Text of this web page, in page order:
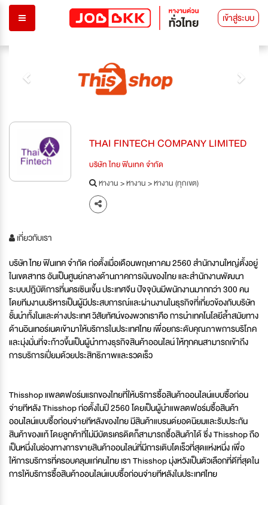
เข้าสู่ระบบ
THAI FINTECH COMPANY LIMITED
บริษัท ไทย ฟินเทค จำกัด
หางาน>หางาน>หางาน (ทุกเขต)
เกี่ยวกับเรา
บริษัท ไทย ฟินเทค จำกัด ก่อตั้งเมื่อเดือนพฤษภาคม 2560 สำนักงานใหญ่ตั้งอยู่
ในเขตสาทร อันเป็นศูนย์กลางด้านภาคการเงินของไทย และสำนักงานพัฒนา
ระบบปฎิบัติการที่นครเซินเจิ้น ประเทศจีน ปัจจุบันมีพนักงานมากกว่า 300 คน
โดยทีมงานบริหารเป็นผู้มีประสบการณ์และผ่านงานในธุรกิจที่เกี่ยวข้องกับบริษัท
ชั้นนำทั้งในและต่างประเทศ วิสัยทัศน์ของพวกเราคือ การนำเทคโนโลยีล้ำสมัยทาง
ด้านอินเทอร์เนตเข้ามาให้บริการในประเทศไทย เพื่อยกระดับคุณภาพการบริโภค
และมุ่งมั่นที่จะก้าวขึ้นเป็นผู้นำทางธุรกิจสินค้าออนไลน์ ให้ทุกคนสามารถเข้าถึง
การบริการเปี่ยมด้วยประสิทธิภาพและรวดเร็ว
Thisshop แพลตฟอร์มแรกของไทยที่ให้บริการซื้อสินค้าออนไลน์แบบซื้อก่อน
จ่ายทีหลัง Thisshop ก่อตั้งในปี 2560 โดยเป็นผู้นำแพลตฟอร์มซื้อสินค้า
ออนไลน์แบบซื้อก่อนจ่ายทีหลังของไทย มีสินค้าแบรนด์ยอดนิยมและรับประกัน
สินค้าของแท้ โดยลูกค้าที่ไม่มีบัตรเครดิตก็สามารถซื้อสินค้าได้ ซึ่ง Thisshop ถือ
เป็นหนึ่งในช่องทางการขายสินค้าออนไลน์ที่มีการเติบโตเร็วที่สุดแห่งหนึ่ง เพื่อ
ให้การบริการที่ครอบคลุมแก่คนไทย เรา Thisshop มุ่งหวังเป็นตัวเลือกที่ดีที่สุดใน
การให้บริการซื้อสินค้าออนไลน์แบบซื้อก่อนจ่ายทีหลังในประเทศไทย